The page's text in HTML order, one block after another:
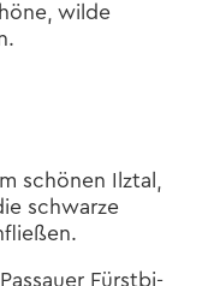
wilde
schö­nen Ilz­tal,
schwar­ze
Fürst­bi­